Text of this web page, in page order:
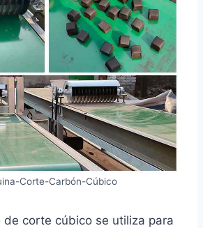
Corte-Carbón-Cúbico
de corte cúbico se utiliza para